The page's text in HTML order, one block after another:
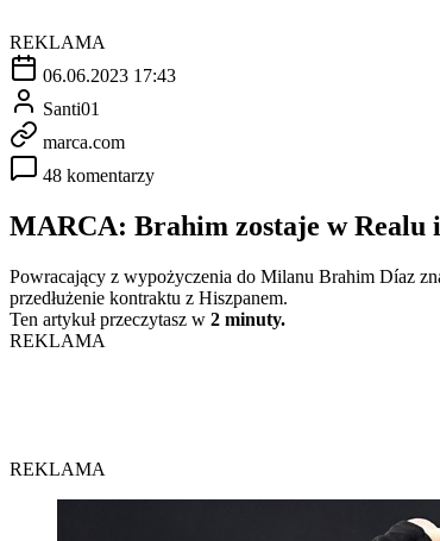
REKLAMA
06.06.2023 17:43
Santi01
marca.com
48 komentarzy
MARCA: Brahim zostaje w Realu
Powracający z wypożyczenia do Milanu Brahim Díaz
przedłużenie kontraktu z Hiszpanem.
Ten artykuł przeczytasz w 2 minuty.
REKLAMA
REKLAMA